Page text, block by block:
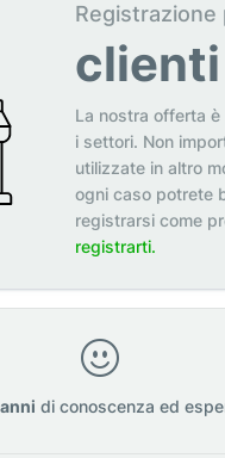
Registrazione
La nostra offerta
i settori. Non
utilizzate in altro
ogni caso potrete
registrarsi come
registrarti.
di conoscenza ed